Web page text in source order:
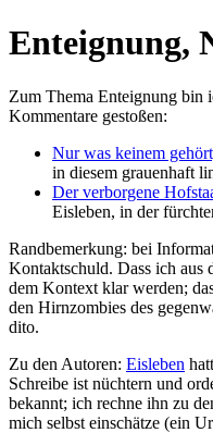
Enteignung,
Zum Thema Enteignung bin
Kommentare gestoßen:
Nur was keinem
in diesem grauenhaft
Der verborgene
Eisleben, in der
Randbemerkung: bei
Kontaktschuld. Dass ich aus
dem Kontext klar werden;
den Hirnzombies des
dito.
Zu den Autoren: Eisleben
Schreibe ist nüchtern und
bekannt; ich rechne ihn zu
mich selbst einschätze (ein